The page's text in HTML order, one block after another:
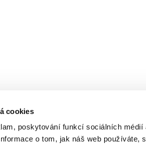
cookies
poskytování funkcí sociálních
o tom, jak náš web používáte,